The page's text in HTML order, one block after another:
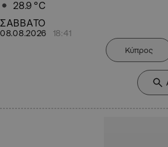
28.9 °C
ΣΑΒΒΑΤΟ
08.08.2026 18:41
Κύπρος